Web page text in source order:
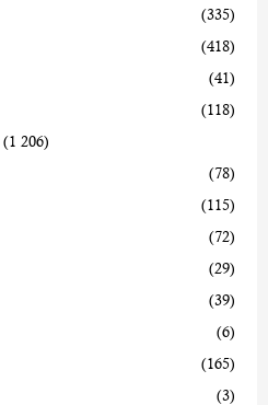
(335)
(418)
(41)
(118)
(1 206)
(78)
(115)
(72)
(29)
(39)
(6)
(165)
(3)